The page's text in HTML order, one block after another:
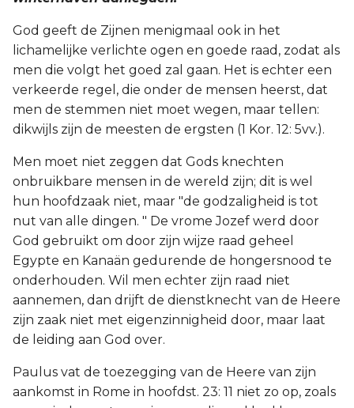
God geeft de Zijnen menigmaal ook in het
lichamelijke verlichte ogen en goede raad, zodat als
men die volgt het goed zal gaan. Het is echter een
verkeerde regel, die onder de mensen heerst, dat
men de stemmen niet moet wegen, maar tellen:
dikwijls zijn de meesten de ergsten (1 Kor. 12: 5vv.).
Men moet niet zeggen dat Gods knechten
onbruikbare mensen in de wereld zijn; dit is wel
hun hoofdzaak niet, maar "de godzaligheid is tot
nut van alle dingen. " De vrome Jozef werd door
God gebruikt om door zijn wijze raad geheel
Egypte en Kanaän gedurende de hongersnood te
onderhouden. Wil men echter zijn raad niet
aannemen, dan drijft de dienstknecht van de Heere
zijn zaak niet met eigenzinnigheid door, maar laat
de leiding aan God over.
Paulus vat de toezegging van de Heere van zijn
aankomst in Rome in hoofdst. 23: 11 niet zo op, zoals